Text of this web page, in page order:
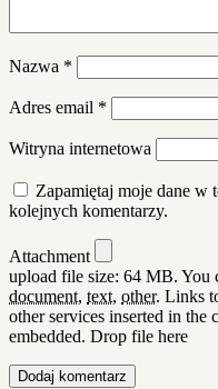
Nazwa *
Adres email *
Witryna internetowa
Zapamiętaj moje dane w
kolejnych komentarzy.
Attachment
upload file size: 64 MB. You
document, text, other. Links
other services inserted in
embedded. Drop file here